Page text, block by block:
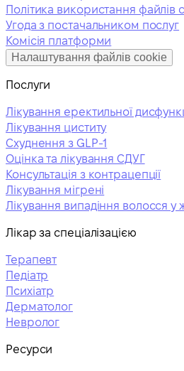
Політика використання файлів
Угода з постачальником послуг
Комісія платформи
Налаштування файлів cookie
Послуги
Лікування еректильної
Лікування циститу
Схуднення з GLP-1
Оцінка та лікування СДУГ
Консультація з контрацепції
Лікування мігрені
Лікування випадіння волосся у
Лікар за спеціалізацією
Терапевт
Педіатр
Психіатр
Дерматолог
Невролог
Ресурси